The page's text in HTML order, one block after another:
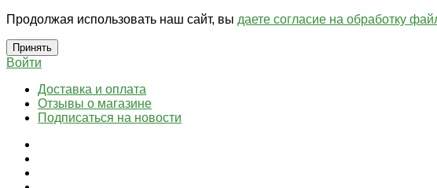
Продолжая использовать наш сайт, вы даете согласие на обработку
Принять
Войти
Доставка и оплата
Отзывы о магазине
Подписаться на новости